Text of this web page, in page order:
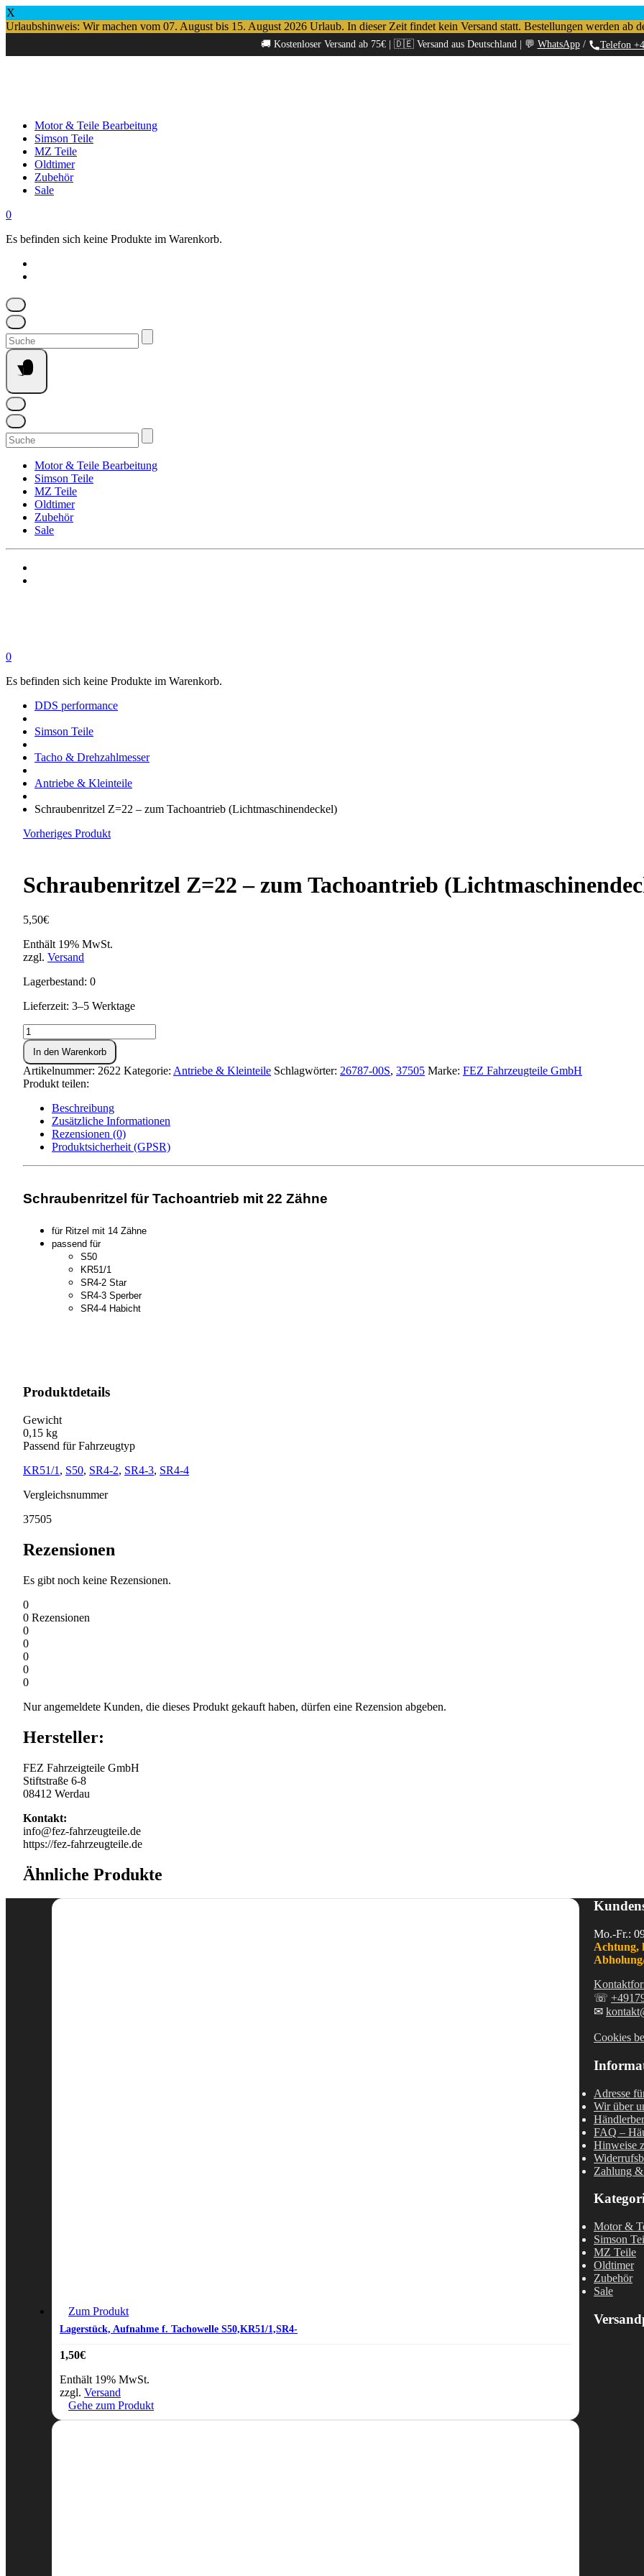
X
Urlaubshinweis: Wir machen vom 07. August bis 15. August 2026 Urlaub. In dieser Zeit findet kein Versand statt. Bestellungen werden ab
🚚 Kostenloser Versand ab 75€ | 🇩🇪 Versand aus Deutschland | 💬 WhatsApp/ Telefon
Motor & Teile Bearbeitung
Simson Teile
MZ Teile
Oldtimer
Zubehör
Sale
0
Es befinden sich keine Produkte im Warenkorb.
Suchen
nach:
Suchen
nach:
Motor & Teile Bearbeitung
Simson Teile
MZ Teile
Oldtimer
Zubehör
Sale
0
Es befinden sich keine Produkte im Warenkorb.
DDS performance
Simson Teile
Tacho & Drehzahlmesser
Antriebe & Kleinteile
Schraubenritzel Z=22 – zum Tachoantrieb (Lichtmaschinendeckel)
Vorheriges Produkt
Schraubenritzel Z=22 – zum Tachoantrieb
5,50€
Enthält 19% MwSt.
zzgl. Versand
Lagerbestand: 0
Lieferzeit: 3–5 Werktage
Schraubenritzel
Z=22
-
zum
Tachoantrieb
Menge
In den Warenkorb
Artikelnummer: 2622 Kategorie: Antriebe & Kleinteile Schlagwörter: 26787-00S, 37505 Marke: FEZ Fahrzeugteile GmbH
Produkt teilen:
Beschreibung
Zusätzliche Informationen
Rezensionen (0)
Produktsicherheit (GPSR)
Schraubenritzel für Tachoantrieb mit 22 Zähne
für Ritzel mit 14 Zähne
passend für
S50
KR51/1
SR4-2 Star
SR4-3 Sperber
SR4-4 Habicht
Produktdetails
Gewicht
0,15 kg
Passend für Fahrzeugtyp
KR51/1 , S50, SR4-2, SR4-3, SR4-4
Vergleichsnummer
37505
Rezensionen
Es gibt noch keine Rezensionen.
0
0 Rezensionen
0
0
0
0
0
Nur angemeldete Kunden, die dieses Produkt gekauft haben, dürfen eine Rezension abgeben.
Hersteller:
FEZ Fahrzeigteile GmbH
Stiftstraße 6-8
08412 Werdau
Kontakt:
info@fez-fahrzeugteile.de
https://fez-fahrzeugteile.de
Ähnliche Produkte
Zum Produkt
Lagerstück, Aufnahme f. Tachowelle S50,KR51/1,SR4-
1,50€
Enthält 19% MwSt.
zzgl. Versand
Gehe zum Produkt
Mo.-Fr.:
Achtung,
☏
✉
Cookies
Adresse
Wir über
FAQ –
Hinweise
Zahlung &
Motor &
Simson
MZ Teile
Oldtimer
Zubehör
Sale